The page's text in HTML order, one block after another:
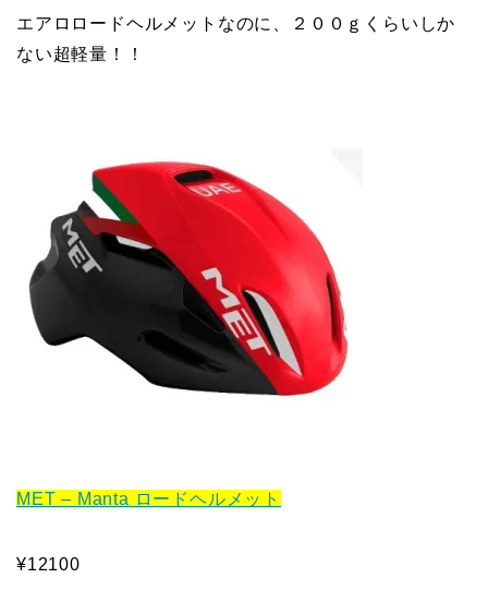
エアロロードヘルメットなのに、２００ｇくらいしか
ない超軽量！！
MET – Manta ロードヘルメット
¥12100